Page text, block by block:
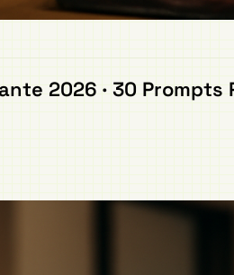
2026 · 30 Prompts